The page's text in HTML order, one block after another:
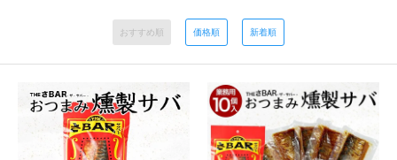
おすすめ順 価格順 新着順